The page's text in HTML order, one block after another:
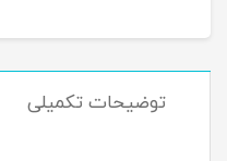
توضیحات تکمیلی